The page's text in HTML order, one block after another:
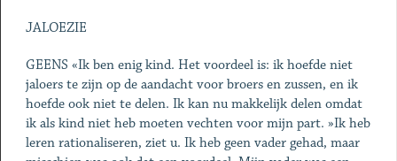
JALOEZIE
GEENS «Ik ben enig kind. Het voordeel is: ik hoefde niet
jaloers te zijn op de aandacht voor broers en zussen, en ik
hoefde ook niet te delen. Ik kan nu makkelijk delen omdat
ik als kind niet heb moeten vechten voor mijn part. »Ik heb
leren rationaliseren, ziet u. Ik heb geen vader gehad, maar